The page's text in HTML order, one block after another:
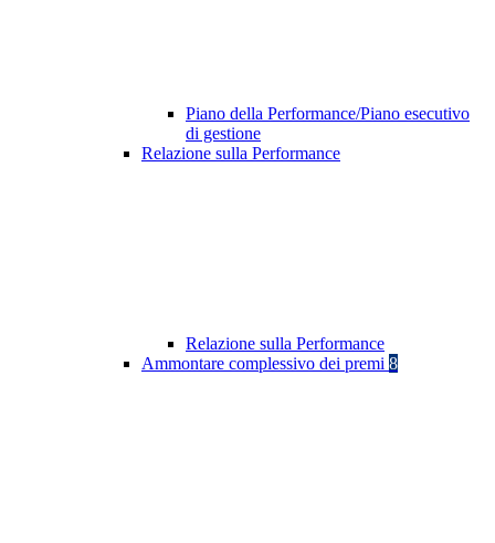
Piano della Performance/Piano esecutivo
di gestione
Relazione sulla Performance
Relazione sulla Performance
Ammontare complessivo dei premi 8